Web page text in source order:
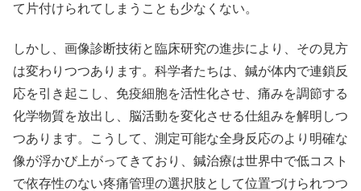
て片付けられてしまうことも少なくない。
しかし、画像診断技術と臨床研究の進歩により、その見方
は変わりつつあります。科学者たちは、鍼が体内で連鎖反
応を引き起こし、免疫細胞を活性化させ、痛みを調節する
化学物質を放出し、脳活動を変化させる仕組みを解明しつ
つあります。こうして、測定可能な全身反応のより明確な
像が浮かび上がってきており、鍼治療は世界中で低コスト
で依存性のない疼痛管理の選択肢として位置づけられつつ